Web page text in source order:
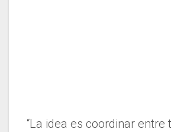
“La idea es coordinar entre